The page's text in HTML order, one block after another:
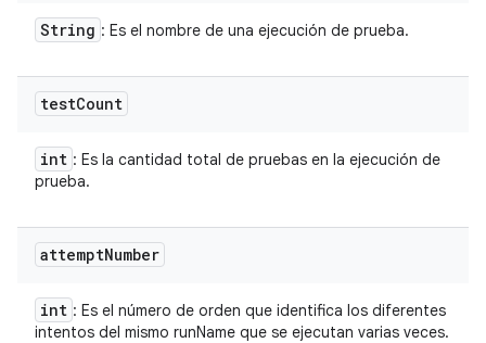
String : Es el nombre de una ejecución de prueba.
testCount
int : Es la cantidad total de pruebas en la ejecución de
prueba.
attemptNumber
int : Es el número de orden que identifica los diferentes
intentos del mismo runName que se ejecutan varias veces.